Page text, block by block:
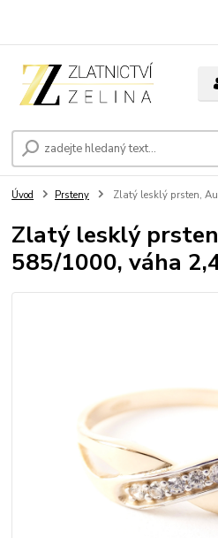
Úvod Prsteny Zlatý lesklý prsten,
Zlatý lesklý
585/1000, váha